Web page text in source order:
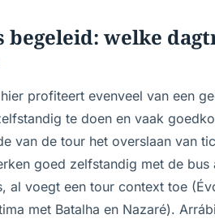
begeleid: welke
profiteert evenveel van een
te doen en vaak
van de tour het overslaan van
goed zelfstandig met de
al voegt een tour context toe
met Batalha en Nazaré).